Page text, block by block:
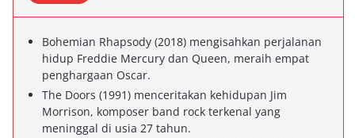
Bohemian Rhapsody (2018) mengisahkan perjalanan
hidup Freddie Mercury dan Queen, meraih empat
penghargaan Oscar.
The Doors (1991) menceritakan kehidupan Jim
Morrison, komposer band rock terkenal yang
meninggal di usia 27 tahun.